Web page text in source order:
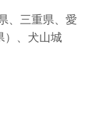
、三重県、愛
）、犬山城